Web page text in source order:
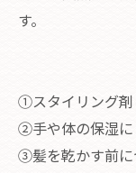
す。
①スタイリング剤
②手や体の保湿に
③髪を乾かす前に